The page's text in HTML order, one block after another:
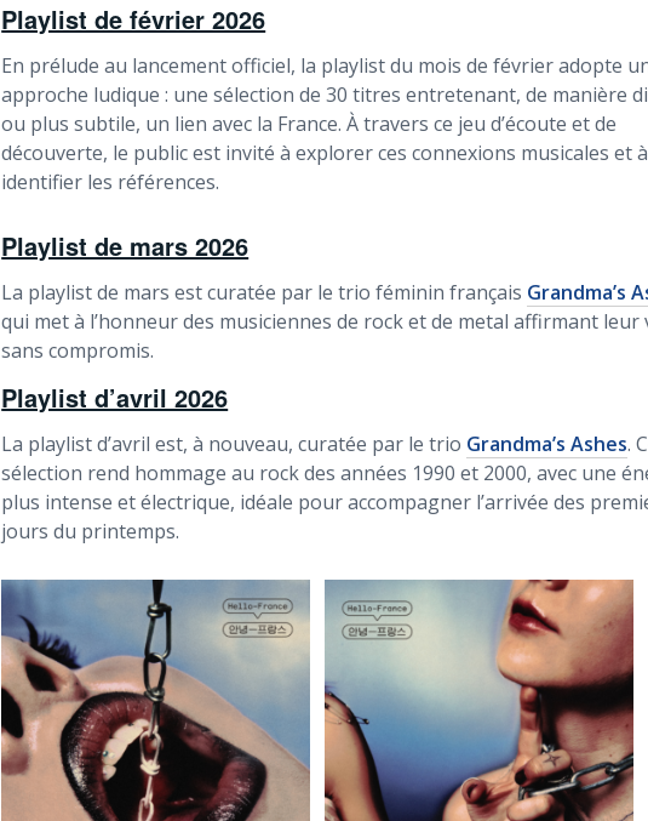
Playlist de février 2026
En prélude au lancement officiel, la playlist du mois de février adopte
approche ludique : une sélection de 30 titres entretenant, de manière
ou plus subtile, un lien avec la France. À travers ce jeu d’écoute et de
découverte, le public est invité à explorer ces connexions musicales et
identifier les références.
Playlist de mars 2026
La playlist de mars est curatée par le trio féminin français Grandma’s
qui met à l’honneur des musiciennes de rock et de metal affirmant leur
sans compromis.
Playlist d’avril 2026
La playlist d’avril est, à nouveau, curatée par le trio Grandma’s Ashes.
sélection rend hommage au rock des années 1990 et 2000, avec une
plus intense et électrique, idéale pour accompagner l’arrivée des
jours du printemps.